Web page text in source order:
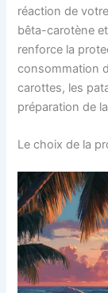
réaction de
bêta-carotène
renforce la
consommation
carottes, les
préparation de
Le choix de la